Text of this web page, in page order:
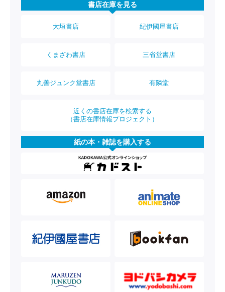
書店在庫を見る
大垣書店 紀伊國屋書店
くまざわ書店 三省堂書店
丸善ジュンク堂書店 有隣堂
近くの書店在庫を検索する
（書店在庫情報プロジェクト）
紙の本・雑誌を購入する